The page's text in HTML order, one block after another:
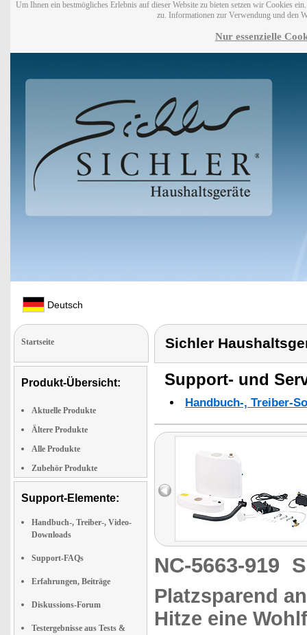
Um Ihnen ein bestmögliches Erlebnis auf dieser Website zu bieten setzen wir Cookies
zu. Informationen zur Verwendung und den
Nur essenzielle
Deutsch
Startseite
Produkt-Übersicht:
Aktuelle Produkte
Ältere Produkte
Alle Produkte
Zubehör Produkte
Support-Elemente:
Handbuch-, Treiber-, Video-
Downloads
Support-FAQs
Erfahrungen, Beiträge
Diskussions-Forum
Testergebnisse aus Tests &
Sichler
Support- und
Handbuch-, Treiber-
NC-5663-919
Platzsparend
Hitze eine